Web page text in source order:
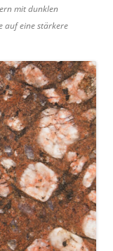
mit dunklen
auf eine stärkere